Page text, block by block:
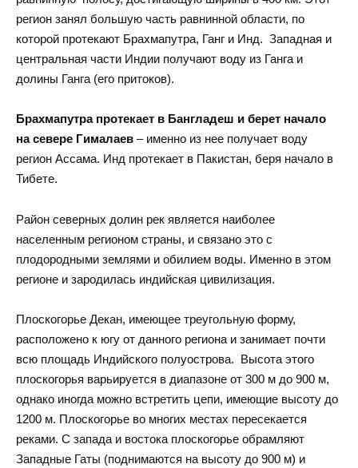
регион занял большую часть равнинной области, по
которой протекают Брахмапутра, Ганг и Инд. Западная и
центральная части Индии получают воду из Ганга и
долины Ганга (его притоков).
Брахмапутра протекает в Бангладеш и берет начало
на севере Гималаев – именно из нее получает воду
регион Ассама. Инд протекает в Пакистан, беря начало в
Тибете.
Район северных долин рек является наиболее
населенным регионом страны, и связано это с
плодородными землями и обилием воды. Именно в этом
регионе и зародилась индийская цивилизация.
Плоскогорье Декан, имеющее треугольную форму,
расположено к югу от данного региона и занимает почти
всю площадь Индийского полуострова. Высота этого
плоскогорья варьируется в диапазоне от 300 м до 900 м,
однако иногда можно встретить цепи, имеющие высоту до
1200 м. Плоскогорье во многих местах пересекается
реками. С запада и востока плоскогорье обрамляют
Западные Гаты (поднимаются на высоту до 900 м) и